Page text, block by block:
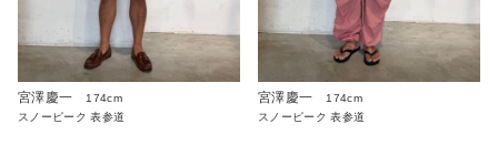
宮澤慶一
174cm
スノーピーク 表参道
宮澤慶一
174cm
スノーピーク 表参道